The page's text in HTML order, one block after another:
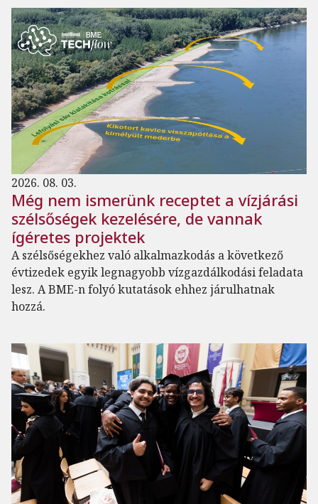
2026. 08. 03.
Még nem ismerünk receptet a vízjárási
szélsőségek kezelésére, de vannak
ígéretes projektek
A szélsőségekhez való alkalmazkodás a következő
évtizedek egyik legnagyobb vízgazdálkodási feladata
lesz. A BME-n folyó kutatások ehhez járulhatnak
hozzá.